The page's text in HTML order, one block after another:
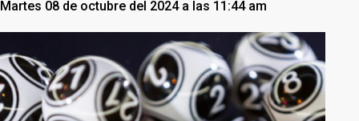
Martes 08 de octubre del 2024 a las 11:44 am